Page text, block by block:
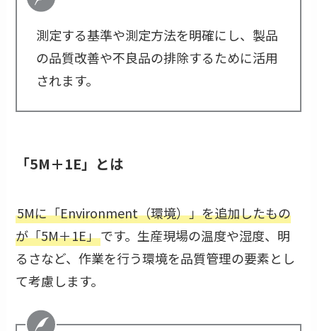
測定する基準や測定方法を明確にし、製品
の品質改善や不良品の排除するために活用
されます。
「5M＋1E」とは
5Mに「Environment（環境）」を追加したもの
が「5M＋1E」です。生産現場の温度や湿度、明
るさなど、作業を行う環境を品質管理の要素とし
て考慮します。